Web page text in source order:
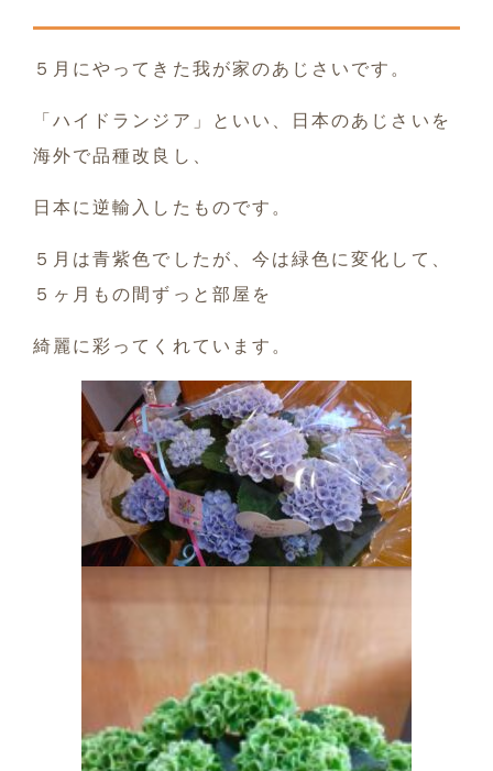
５月にやってきた我が家のあじさいです。
「ハイドランジア」といい、日本のあじさいを
海外で品種改良し、
日本に逆輸入したものです。
５月は青紫色でしたが、今は緑色に変化して、
５ヶ月もの間ずっと部屋を
綺麗に彩ってくれています。